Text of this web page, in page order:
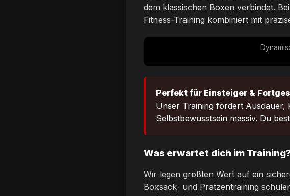
dem klassischen Boxen verbindet.
Fitness-Training kombiniert mit
Perfekt für Einsteiger &
Unser Training fördert Ausdauer,
Selbstbewusstsein massiv. Du
Was erwartet dich im
Wir legen größten Wert auf ein
Boxsack- und Pratzentraining